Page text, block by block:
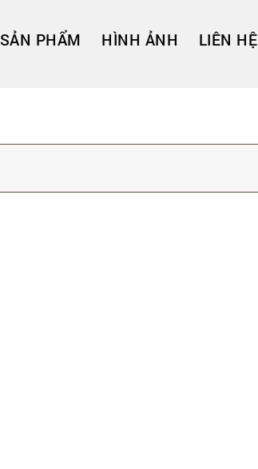
SẢN PHẨM HÌNH ẢNH LIÊN HỆ